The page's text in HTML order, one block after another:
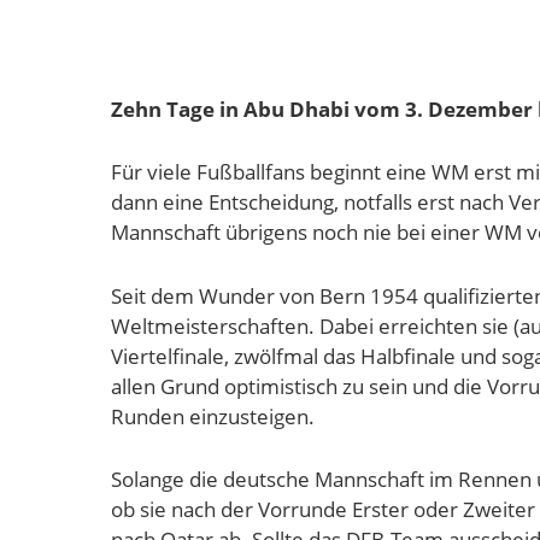
Zehn Tage in Abu Dhabi vom 3.
Für viele Fußballfans beginnt eine WM erst
dann eine Entscheidung, notfalls erst nach
Mannschaft übrigens noch nie bei einer WM
Seit dem Wunder von Bern 1954
Weltmeisterschaften. Dabei erreichten sie
Viertelfinale, zwölfmal das Halbfinale und
allen Grund optimistisch zu sein und die
Runden einzusteigen.
Solange die deutsche Mannschaft im
ob sie nach der Vorrunde Erster oder